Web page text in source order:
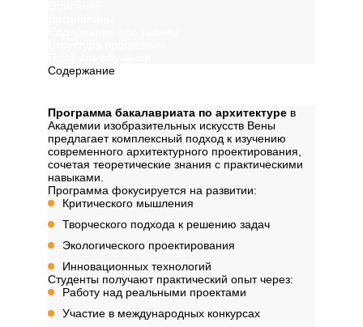
Содержание
Программа бакалавриата по архитектуре в
Академии изобразительных искусств Вены
предлагает комплексный подход к изучению
современного архитектурного проектирования,
сочетая теоретические знания с практическими
навыками.
Программа фокусируется на развитии:
Критического мышления
Творческого подхода к решению задач
Экологического проектирования
Инновационных технологий
Студенты получают практический опыт через:
Работу над реальными проектами
Участие в международных конкурсах